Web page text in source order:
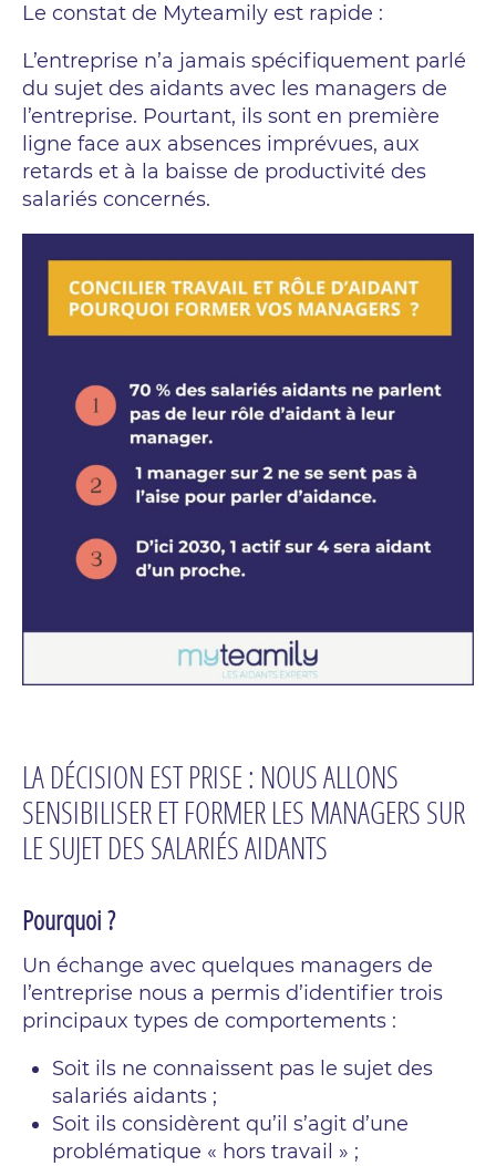
Le constat de Myteamily est rapide :
L’entreprise n’a jamais spécifiquement parlé
du sujet des aidants avec les managers de
l’entreprise. Pourtant, ils sont en première
ligne face aux absences imprévues, aux
retards et à la baisse de productivité des
salariés concernés.
LA DÉCISION EST PRISE : NOUS ALLONS
SENSIBILISER ET FORMER LES MANAGERS SUR
LE SUJET DES SALARIÉS AIDANTS
Pourquoi ?
Un échange avec quelques managers de
l’entreprise nous a permis d’identifier trois
principaux types de comportements :
Soit ils ne connaissent pas le sujet des
salariés aidants ;
Soit ils considèrent qu’il s’agit d’une
problématique « hors travail » ;